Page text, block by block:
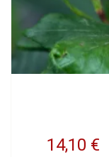
14,10 €